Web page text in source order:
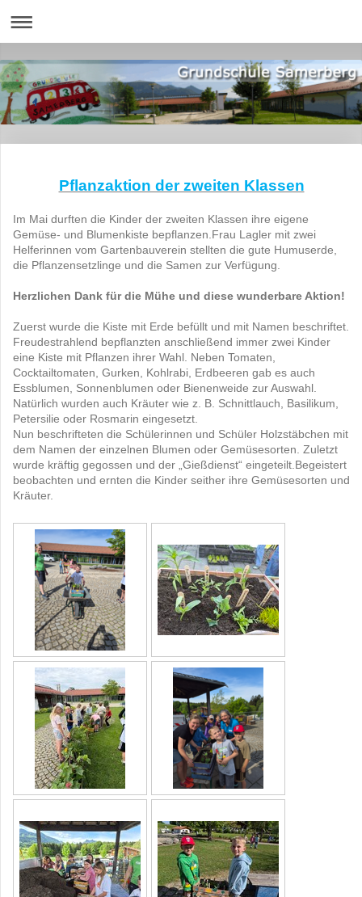
Pflanzaktion der zweiten Klassen
Im Mai durften die Kinder der zweiten Klassen ihre eigene
Gemüse- und Blumenkiste bepflanzen.Frau Lagler mit zwei
Helferinnen vom Gartenbauverein stellten die gute Humuserde,
die Pflanzensetzlinge und die Samen zur Verfügung.
Herzlichen Dank für die Mühe und diese wunderbare Aktion!
Zuerst wurde die Kiste mit Erde befüllt und mit Namen beschriftet.
Freudestrahlend bepflanzten anschließend immer zwei Kinder
eine Kiste mit Pflanzen ihrer Wahl. Neben Tomaten,
Cocktailtomaten, Gurken, Kohlrabi, Erdbeeren gab es auch
Essblumen, Sonnenblumen oder Bienenweide zur Auswahl.
Natürlich wurden auch Kräuter wie z. B. Schnittlauch, Basilikum,
Petersilie oder Rosmarin eingesetzt.
Nun beschrifteten die Schülerinnen und Schüler Holzstäbchen mit
dem Namen der einzelnen Blumen oder Gemüsesorten. Zuletzt
wurde kräftig gegossen und der „Gießdienst“ eingeteilt.Begeistert
beobachten und ernten die Kinder seither ihre Gemüsesorten und
Kräuter.